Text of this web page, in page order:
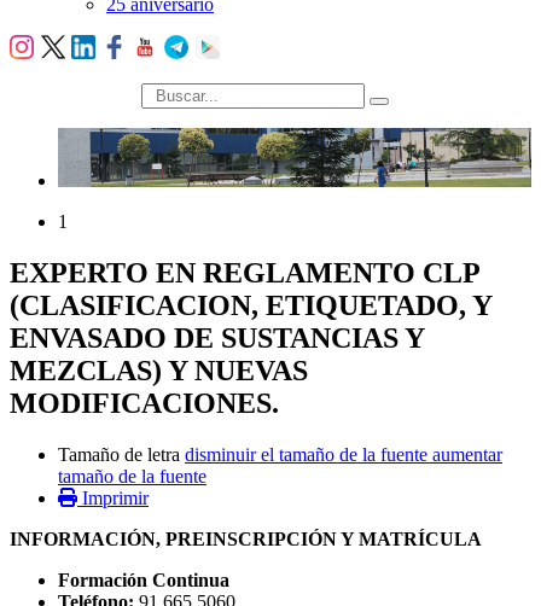
búsqueda
1
EXPERTO EN REGLAMENTO CLP
(CLASIFICACION, ETIQUETADO, Y
ENVASADO DE SUSTANCIAS Y
MEZCLAS) Y NUEVAS
MODIFICACIONES.
Tamaño de letra disminuir el tamaño de la fuente aumentar
tamaño de la fuente
Imprimir
INFORMACIÓN, PREINSCRIPCIÓN Y MATRÍCULA
Formación Continua